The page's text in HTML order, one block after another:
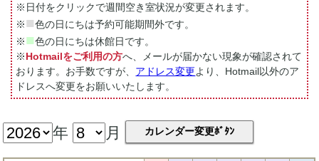
※日付をクリックで週間空き室状況が変更されます。
※■色の日にちは予約可能期間外です。
※■色の日にちは休館日です。
※Hotmailをご利用の方へ、メールが届かない現象が確認されて
おります。お手数ですが、 アドレス変更より、Hotmail以外のア
ドレスへ変更をお願いいたします。
年 月 カレンダー変更ﾎﾞﾀﾝ